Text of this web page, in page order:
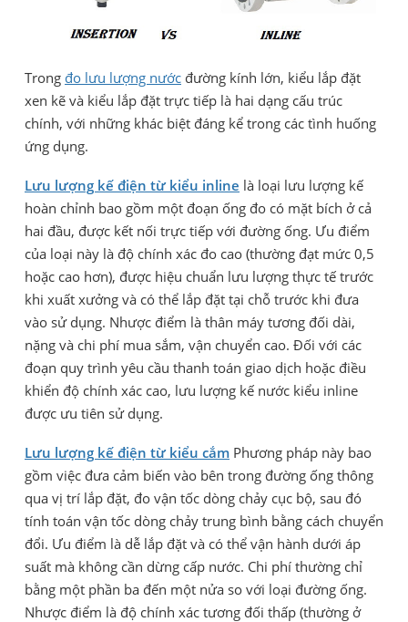
Trong đo lưu lượng nước đường kính lớn, kiểu lắp đặt
xen kẽ và kiểu lắp đặt trực tiếp là hai dạng cấu trúc
chính, với những khác biệt đáng kể trong các tình huống
ứng dụng.
Lưu lượng kế điện từ kiểu inline là loại lưu lượng kế
hoàn chỉnh bao gồm một đoạn ống đo có mặt bích ở cả
hai đầu, được kết nối trực tiếp với đường ống. Ưu điểm
của loại này là độ chính xác đo cao (thường đạt mức 0,5
hoặc cao hơn), được hiệu chuẩn lưu lượng thực tế trước
khi xuất xưởng và có thể lắp đặt tại chỗ trước khi đưa
vào sử dụng. Nhược điểm là thân máy tương đối dài,
nặng và chi phí mua sắm, vận chuyển cao. Đối với các
đoạn quy trình yêu cầu thanh toán giao dịch hoặc điều
khiển độ chính xác cao, lưu lượng kế nước kiểu inline
được ưu tiên sử dụng.
Lưu lượng kế điện từ kiểu cắm Phương pháp này bao
gồm việc đưa cảm biến vào bên trong đường ống thông
qua vị trí lắp đặt, đo vận tốc dòng chảy cục bộ, sau đó
tính toán vận tốc dòng chảy trung bình bằng cách chuyển
đổi. Ưu điểm là dễ lắp đặt và có thể vận hành dưới áp
suất mà không cần dừng cấp nước. Chi phí thường chỉ
bằng một phần ba đến một nửa so với loại đường ống.
Nhược điểm là độ chính xác tương đối thấp (thường ở